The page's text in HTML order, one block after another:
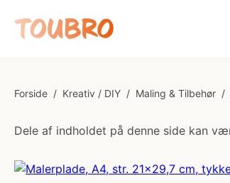
Forside / Kreativ / DIY / Maling & Tilbehør /
Dele af indholdet på denne side kan